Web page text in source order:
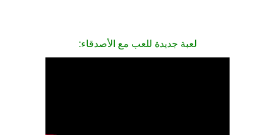
لعبة جديدة للعب مع الأصدقاء: